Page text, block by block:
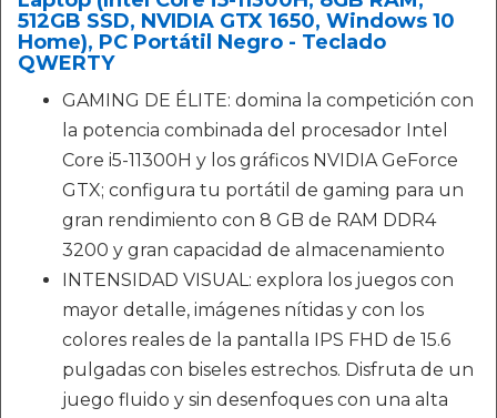
512GB SSD, NVIDIA GTX 1650, Windows 10
Home), PC Portátil Negro - Teclado
QWERTY
GAMING DE ÉLITE: domina la competición con
la potencia combinada del procesador Intel
Core i5-11300H y los gráficos NVIDIA GeForce
GTX; configura tu portátil de gaming para un
gran rendimiento con 8 GB de RAM DDR4
3200 y gran capacidad de almacenamiento
INTENSIDAD VISUAL: explora los juegos con
mayor detalle, imágenes nítidas y con los
colores reales de la pantalla IPS FHD de 15.6
pulgadas con biseles estrechos. Disfruta de un
juego fluido y sin desenfoques con una alta